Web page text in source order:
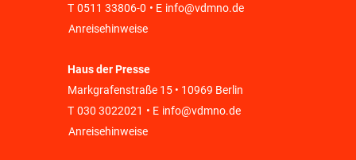
T 0511 33806-0 • E info@vdmno.de
Anreisehinweise
Haus der Presse
Markgrafenstraße 15 • 10969 Berlin
T 030 3022021 • E info@vdmno.de
Anreisehinweise